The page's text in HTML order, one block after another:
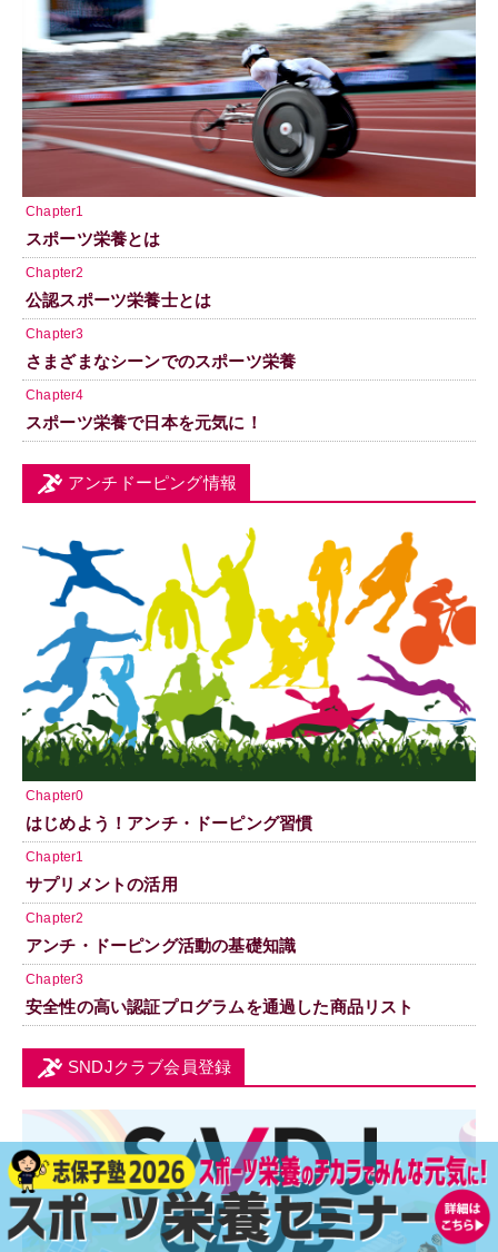
Chapter1
スポーツ栄養とは
Chapter2
公認スポーツ栄養士とは
Chapter3
さまざまなシーンでのスポーツ栄養
Chapter4
スポーツ栄養で日本を元気に！
アンチドーピング情報
Chapter0
はじめよう！アンチ・ドーピング習慣
Chapter1
サプリメントの活用
Chapter2
アンチ・ドーピング活動の基礎知識
Chapter3
安全性の高い認証プログラムを通過した商品リスト
SNDJクラブ会員登録